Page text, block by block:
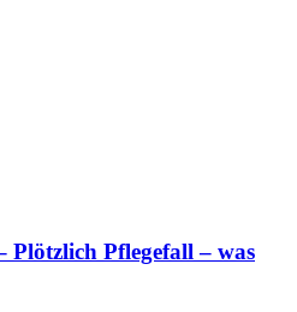
Plötzlich Pflegefall – was